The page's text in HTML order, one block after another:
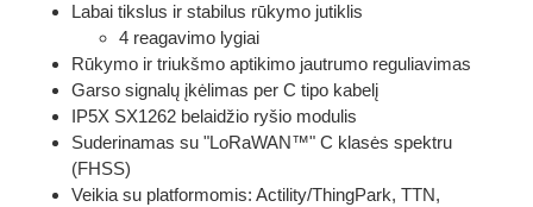
Labai tikslus ir stabilus rūkymo jutiklis
4 reagavimo lygiai
Rūkymo ir triukšmo aptikimo jautrumo reguliavimas
Garso signalų įkėlimas per C tipo kabelį
IP5X SX1262 belaidžio ryšio modulis
Suderinamas su "LoRaWAN™" C klasės spektru
(FHSS)
Veikia su platformomis: Actility/ThingPark, TTN,